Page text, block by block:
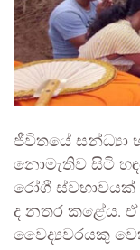
ජීවිතයේ සන්ධ්‍යා
නොමැතිව සිටි
රෝගී ස්වභාවයක්
ද නතර කළේය. ඒ
වෛද්‍යවරයකු